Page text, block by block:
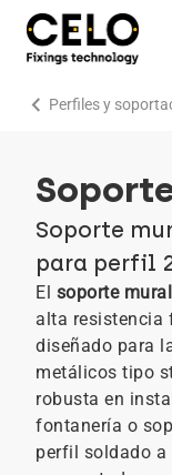
Perfiles y
chevron_right
Soporte
para perfil
El soporte
alta resistencia
diseñado para
metálicos tipo
robusta en
fontanería o
perfil soldado a